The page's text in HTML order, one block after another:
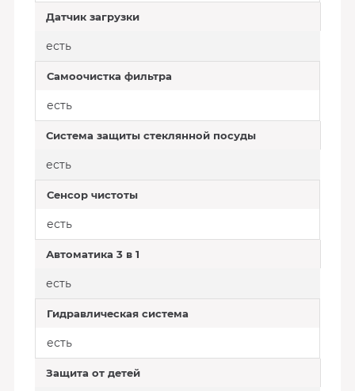
Датчик загрузки
есть
Самоочистка фильтра
есть
Система защиты стеклянной посуды
есть
Сенсор чистоты
есть
Автоматика 3 в 1
есть
Гидравлическая система
есть
Защита от детей